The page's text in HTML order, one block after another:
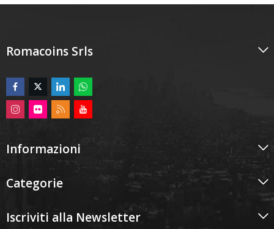
Romacoins Srls
Informazioni
Categorie
Iscriviti alla Newsletter